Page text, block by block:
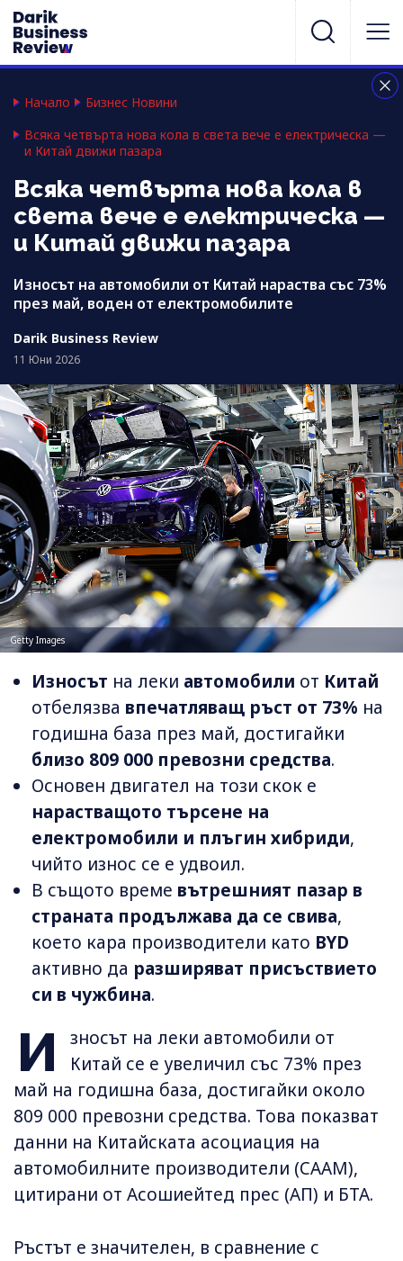
Начало
Бизнес Новини
Всяка четвърта нова кола в света вече е електрическа —
и Китай движи пазара
Всяка четвърта нова кола в
света вече е електрическа —
и Китай движи пазара
Износът на автомобили от Китай нараства със 73%
през май, воден от електромобилите
Darik Business Review
11 Юни 2026
Getty Images
Износът на леки автомобили от Китай
отбелязва впечатляващ ръст от 73% на
годишна база през май, достигайки
близо 809 000 превозни средства.
Основен двигател на този скок е
нарастващото търсене на
електромобили и плъгин хибриди,
чийто износ се е удвоил.
В същото време вътрешният пазар в
страната продължава да се свива,
което кара производители като BYD
активно да разширяват присъствието
си в чужбина.
И
зносът на леки автомобили от
Китай се е увеличил със 73% през
май на годишна база, достигайки около
809 000 превозни средства. Това показват
данни на Китайската асоциация на
автомобилните производители (CAAM),
цитирани от Асошиейтед прес (АП) и БТА.
Ръстът е значителен, в сравнение с